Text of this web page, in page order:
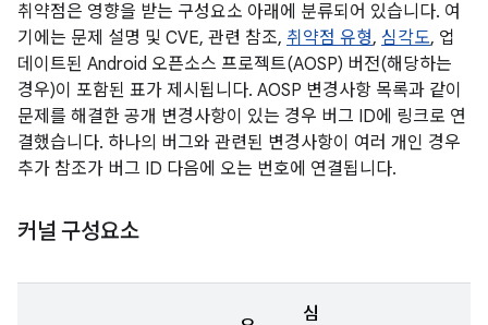
취약점은 영향을 받는 구성요소 아래에 분류되어 있습니다. 여
기에는 문제 설명 및 CVE, 관련 참조, 취약점 유형, 심각도, 업
데이트된 Android 오픈소스 프로젝트(AOSP) 버전(해당하는
경우)이 포함된 표가 제시됩니다. AOSP 변경사항 목록과 같이
문제를 해결한 공개 변경사항이 있는 경우 버그 ID에 링크로 연
결했습니다. 하나의 버그와 관련된 변경사항이 여러 개인 경우
추가 참조가 버그 ID 다음에 오는 번호에 연결됩니다.
커널 구성요소
심